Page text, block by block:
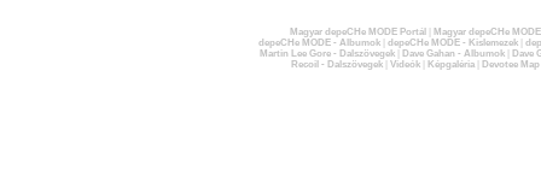
Magyar depeCHe MODE Portál
Magyar depeCHe
depeCHe MODE - Albumok| depeCHe MODE - Kislemezek|
Martin Lee Gore - Dalszövegek| Dave Gahan - Albumok|
Dave
Recoil - Dalszövegek| Videók| Képgaléria| Devotee Map